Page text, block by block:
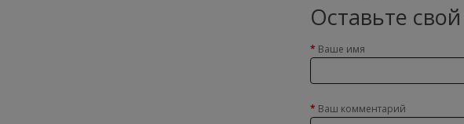
Оставьте
Ваше имя
Ваш комментарий